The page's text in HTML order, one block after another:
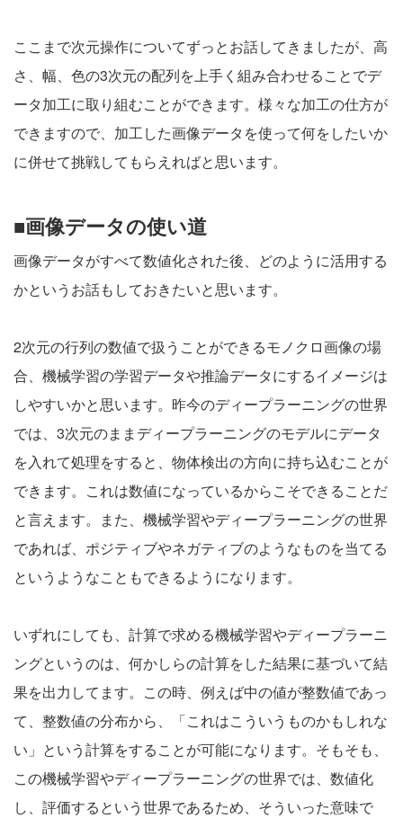
ここまで次元操作についてずっとお話してきましたが、高
さ、幅、色の3次元の配列を上手く組み合わせることでデ
ータ加工に取り組むことができます。様々な加工の仕方が
できますので、加工した画像データを使って何をしたいか
に併せて挑戦してもらえればと思います。
■画像データの使い道
画像データがすべて数値化された後、どのように活用する
かというお話もしておきたいと思います。
2次元の行列の数値で扱うことができるモノクロ画像の場
合、機械学習の学習データや推論データにするイメージは
しやすいかと思います。昨今のディープラーニングの世界
では、3次元のままディープラーニングのモデルにデータ
を入れて処理をすると、物体検出の方向に持ち込むことが
できます。これは数値になっているからこそできることだ
と言えます。また、機械学習やディープラーニングの世界
であれば、ポジティブやネガティブのようなものを当てる
というようなこともできるようになります。
いずれにしても、計算で求める機械学習やディープラーニ
ングというのは、何かしらの計算をした結果に基づいて結
果を出力してます。この時、例えば中の値が整数値であっ
て、整数値の分布から、「これはこういうものかもしれな
い」という計算をすることが可能になります。そもそも、
この機械学習やディープラーニングの世界では、数値化
し、評価するという世界であるため、そういった意味で